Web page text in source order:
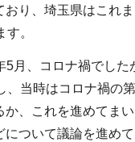
り、埼玉県はこれ
。
月、コロナ禍でし
当時はコロナ禍の
、これを進めてま
ついて議論を進め